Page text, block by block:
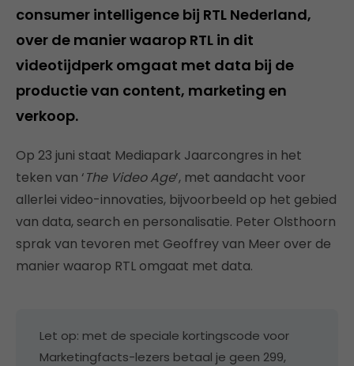
consumer intelligence bij RTL Nederland,
over de manier waarop RTL in dit
videotijdperk omgaat met data bij de
productie van content, marketing en
verkoop.
Op 23 juni staat Mediapark Jaarcongres in het
teken van ‘The Video Age’, met aandacht voor
allerlei video-innovaties, bijvoorbeeld op het gebied
van data, search en personalisatie. Peter Olsthoorn
sprak van tevoren met Geoffrey van Meer over de
manier waarop RTL omgaat met data.
Let op: met de speciale kortingscode voor
Marketingfacts-lezers betaal je geen 299,